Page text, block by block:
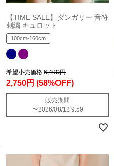
【TIME SALE】ダンガリー 音符
刺繍 キュロット
100cm-160cm
希望小売価格 6,490円
2,750円 (58%OFF)
販売期間
〜2026/08/12 9:59